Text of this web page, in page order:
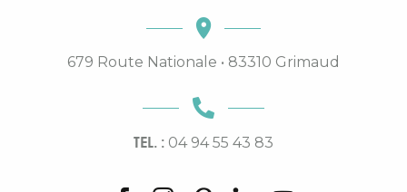
679 Route Nationale • 83310 Grimaud
TEL. : 04 94 55 43 83